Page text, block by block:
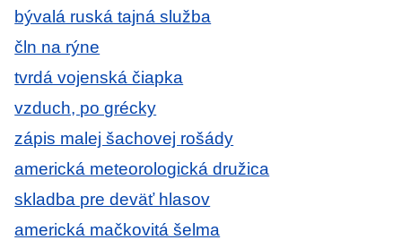
bývalá ruská tajná služba
čln na rýne
tvrdá vojenská čiapka
vzduch, po grécky
zápis malej šachovej rošády
americká meteorologická družica
skladba pre deväť hlasov
americká mačkovitá šelma